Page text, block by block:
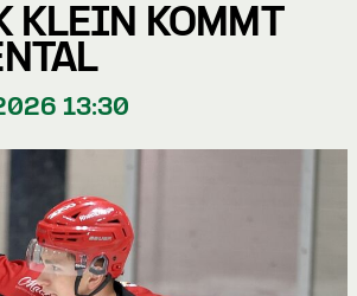
KLEIN KOMMT
13:30